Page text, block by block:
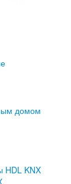
домом
HDL KNX